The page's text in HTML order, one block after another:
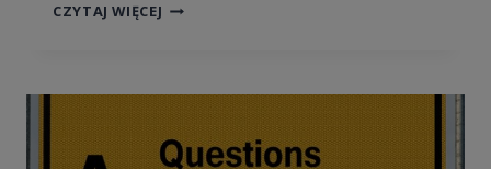
CZYTAJ WIĘCEJ GA4
ZROBIĆ?